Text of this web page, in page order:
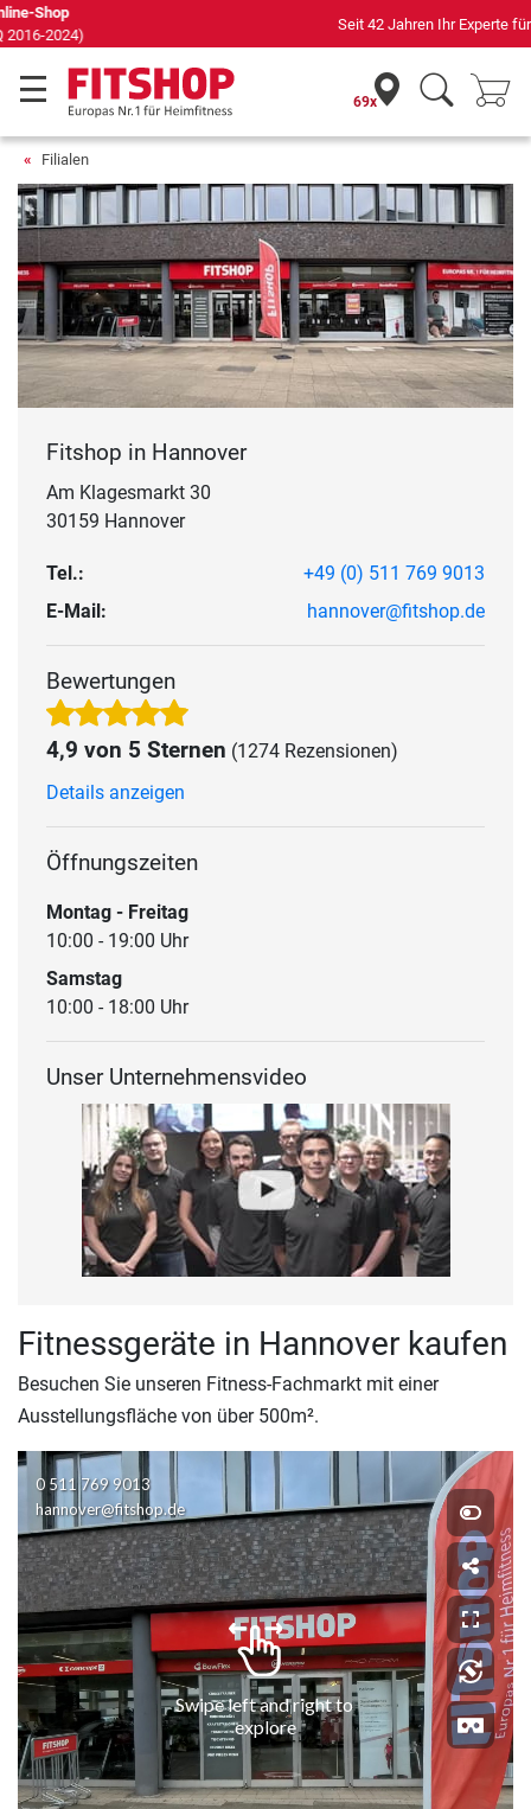
Seit 42 Jahren Ihr Experte für Heimfitness
69x
Filialen
Fitshop in Hannover
Am Klagesmarkt 30
30159 Hannover
Tel.:
+49 (0) 511 769 9013
E-Mail:
hannover@fitshop.de
Bewertungen
4,9 von 5 Sternen (1274 Rezensionen)
Details anzeigen
Öffnungszeiten
Montag - Freitag
10:00 - 19:00 Uhr
Samstag
10:00 - 18:00 Uhr
Unser Unternehmensvideo
Fitnessgeräte in Hannover kaufen
Besuchen Sie unseren Fitness-Fachmarkt mit einer
Ausstellungsfläche von über 500m².